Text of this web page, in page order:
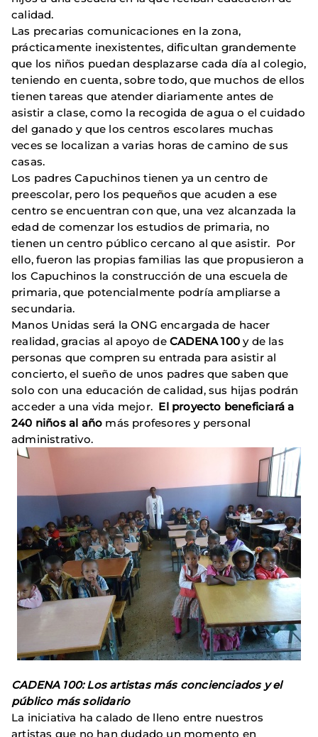
calidad.
Las precarias comunicaciones en la zona,
prácticamente inexistentes, dificultan grandemente
que los niños puedan desplazarse cada día al colegio,
teniendo en cuenta, sobre todo, que muchos de ellos
tienen tareas que atender diariamente antes de
asistir a clase, como la recogida de agua o el cuidado
del ganado y que los centros escolares muchas
veces se localizan a varias horas de camino de sus
casas.
Los padres Capuchinos tienen ya un centro de
preescolar, pero los pequeños que acuden a ese
centro se encuentran con que, una vez alcanzada la
edad de comenzar los estudios de primaria, no
tienen un centro público cercano al que asistir. Por
ello, fueron las propias familias las que propusieron a
los Capuchinos la construcción de una escuela de
primaria, que potencialmente podría ampliarse a
secundaria.
Manos Unidas será la ONG encargada de hacer
realidad, gracias al apoyo de CADENA 100y de las
personas que compren su entrada para asistir al
concierto, el sueño de unos padres que saben que
solo con una educación de calidad, sus hijas podrán
acceder a una vida mejor. El proyecto beneficiará a
240 niños al año más profesores y personal
administrativo.
CADENA 100: Los artistas más concienciados y el
público más solidario
La iniciativa ha calado de lleno entre nuestros
artistas que no han dudado un momento en